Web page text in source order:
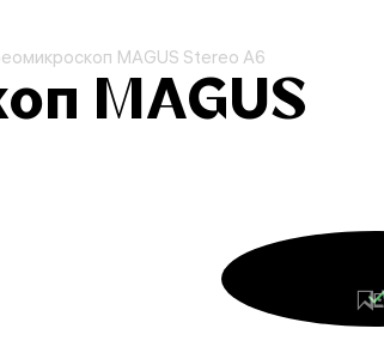
MAGUS Stereo A6
MAGUS